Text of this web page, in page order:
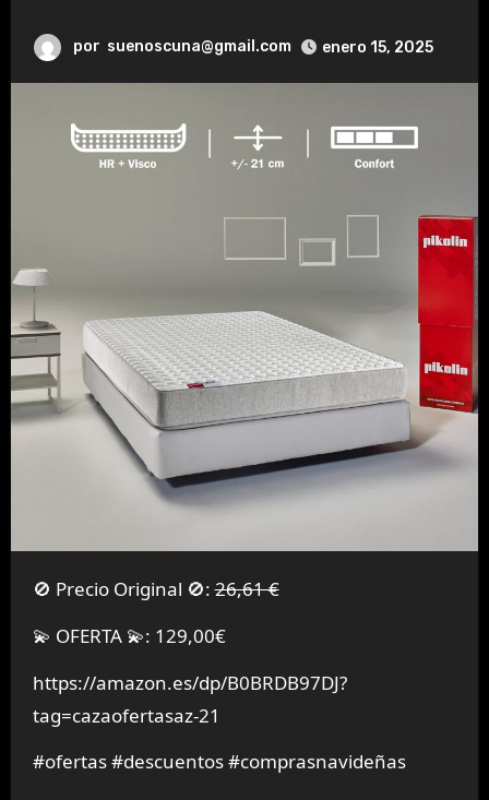
por suenoscuna@gmail.com enero 15, 2025
🚫 Precio Original 🚫:26,61 €
💫 OFERTA 💫: 129,00€
https://amazon.es/dp/B0BRDB97DJ?
tag=cazaofertasaz-21
#ofertas #descuentos #comprasnavideñas